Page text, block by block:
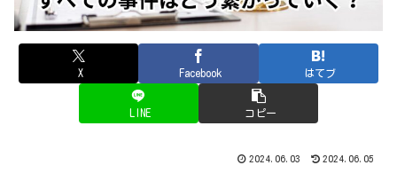
X Facebook はてブ
LINE コピー
2024.06.03 2024.06.05